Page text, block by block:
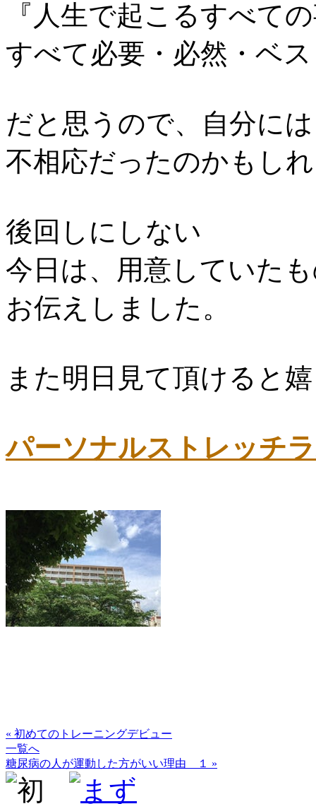
『人生で起こるすべて
すべて必要・必然・ベ
だと思うので、自分に
不相応だったのかもし
後回しにしない
今日は、用意していた
お伝えしました。
また明日見て頂けると
パーソナルストレッチ
« 初めてのトレーニングデビュー
一覧へ
糖尿病の人が運動した方がいい理由 １ »